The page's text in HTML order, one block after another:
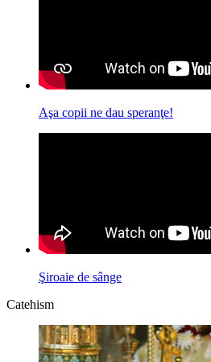
Aşa copii ne dau speranţe!
Şiroaie de sânge
Catehism